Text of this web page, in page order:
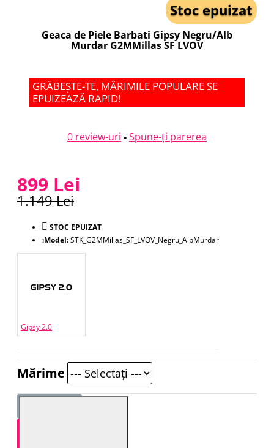
Stoc epuizat
Geaca de Piele Barbati Gipsy Negru/Alb
Murdar G2MMillas SF LVOV
GRĂBEȘTE-TE, MĂRIMILE POPULARE SE
EPUIZEAZĂ RAPID!
0 review-uri -Spune-ţi parerea
899 Lei
1.149 Lei
STOC EPUIZAT
Model:STK_G2MMillas_SF_LVOV_Negru_AlbMurdar
Gipsy 2.0
Mărime